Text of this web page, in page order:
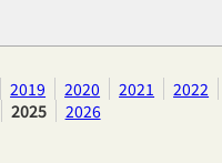
2019 2020 2021 2022
2025
2026